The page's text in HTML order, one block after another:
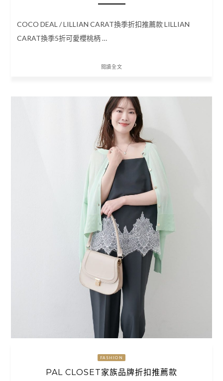
COCO DEAL / LILLIAN CARAT換季折扣推薦款 LILLIAN
CARAT換季5折可愛櫻桃柄 …
閱讀全文
FASHION
PAL CLOSET家族品牌折扣推薦款